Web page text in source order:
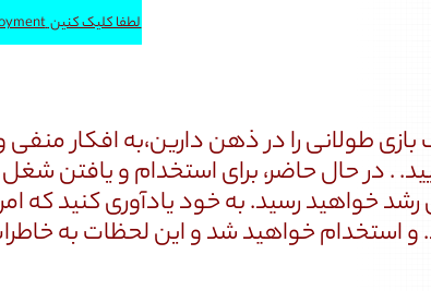
لطفا کلیک کنین
بازی طولانی را در ذهن دارین،به افکار
. در حال حاضر، برای استخدام و یافتن
خواهید رسید. به خود یادآوری کنید که
استخدام خواهید شد و این لحظات به